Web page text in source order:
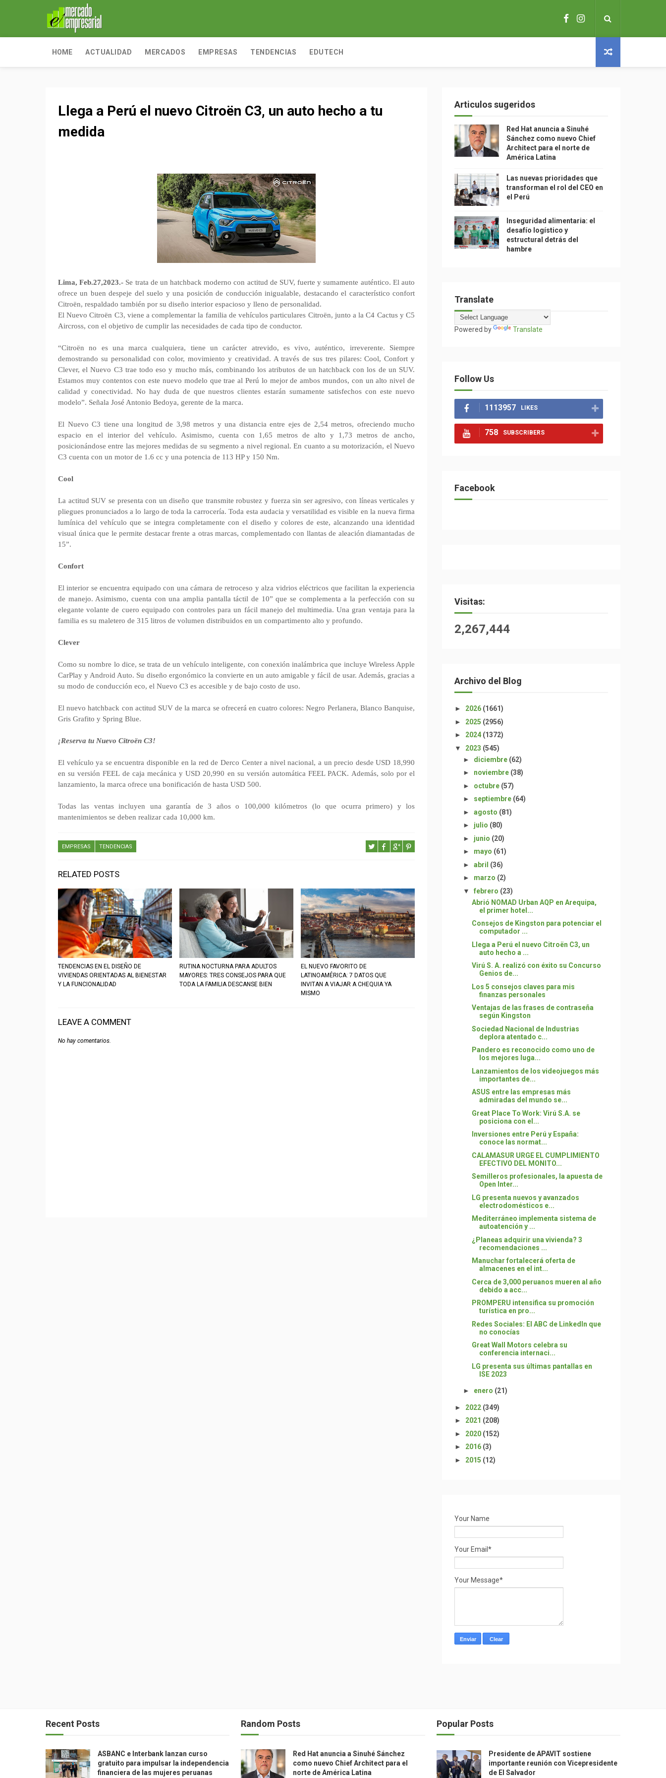
HOME ACTUALIDAD MERCADOS EMPRESAS TENDENCIAS EDUTECH
Llega a Perú el nuevo Citroën C3, un auto hecho a tu
medida
Lima, Feb.27,2023.- Se trata de un hatchback moderno con actitud de SUV, fuerte y sumamente auténtico. El auto
ofrece un buen despeje del suelo y una posición de conducción inigualable, destacando el característico confort
Citroën, respaldado también por su diseño interior espacioso y lleno de personalidad.
El Nuevo Citroën C3, viene a complementar la familia de vehículos particulares Citroën, junto a la C4 Cactus y C5
Aircross, con el objetivo de cumplir las necesidades de cada tipo de conductor.
“Citroën no es una marca cualquiera, tiene un carácter atrevido, es vivo, auténtico, irreverente. Siempre
demostrando su personalidad con color, movimiento y creatividad. A través de sus tres pilares: Cool, Confort y
Clever, el Nuevo C3 trae todo eso y mucho más, combinando los atributos de un hatchback con los de un SUV.
Estamos muy contentos con este nuevo modelo que trae al Perú lo mejor de ambos mundos, con un alto nivel de
calidad y conectividad. No hay duda de que nuestros clientes estarán sumamente satisfechos con este nuevo
modelo”. Señala José Antonio Bedoya, gerente de la marca.
El Nuevo C3 tiene una longitud de 3,98 metros y una distancia entre ejes de 2,54 metros, ofreciendo mucho
espacio en el interior del vehículo. Asimismo, cuenta con 1,65 metros de alto y 1,73 metros de ancho,
posicionándose entre las mejores medidas de su segmento a nivel regional. En cuanto a su motorización, el Nuevo
C3 cuenta con un motor de 1.6 cc y una potencia de 113 HP y 150 Nm.
Cool
La actitud SUV se presenta con un diseño que transmite robustez y fuerza sin ser agresivo, con líneas verticales y
pliegues pronunciados a lo largo de toda la carrocería. Toda esta audacia y versatilidad es visible en la nueva firma
lumínica del vehículo que se integra completamente con el diseño y colores de este, alcanzando una identidad
visual única que le permite destacar frente a otras marcas, complementado con llantas de aleación diamantadas de
15”.
Confort
El interior se encuentra equipado con una cámara de retroceso y alza vidrios eléctricos que facilitan la experiencia
de manejo. Asimismo, cuenta con una amplia pantalla táctil de 10” que se complementa a la perfección con su
elegante volante de cuero equipado con controles para un fácil manejo del multimedia. Una gran ventaja para la
familia es su maletero de 315 litros de volumen distribuidos en un compartimento alto y profundo.
Clever
Como su nombre lo dice, se trata de un vehículo inteligente, con conexión inalámbrica que incluye Wireless Apple
CarPlay y Android Auto. Su diseño ergonómico la convierte en un auto amigable y fácil de usar. Además, gracias a
su modo de conducción eco, el Nuevo C3 es accesible y de bajo costo de uso.
El nuevo hatchback con actitud SUV de la marca se ofrecerá en cuatro colores: Negro Perlanera, Blanco Banquise,
Gris Grafito y Spring Blue.
¡Reserva tu Nuevo Citroën C3!
El vehículo ya se encuentra disponible en la red de Derco Center a nivel nacional, a un precio desde USD 18,990
en su versión FEEL de caja mecánica y USD 20,990 en su versión automática FEEL PACK. Además, solo por el
lanzamiento, la marca ofrece una bonificación de hasta USD 500.
Todas las ventas incluyen una garantía de 3 años o 100,000 kilómetros (lo que ocurra primero) y los
mantenimientos se deben realizar cada 10,000 km.
EMPRESAS TENDENCIAS
RELATED POSTS
TENDENCIAS EN EL DISEÑO DE
VIVIENDAS ORIENTADAS AL BIENESTAR
Y LA FUNCIONALIDAD
RUTINA NOCTURNA PARA ADULTOS
MAYORES: TRES CONSEJOS PARA QUE
TODA LA FAMILIA DESCANSE BIEN
EL NUEVO FAVORITO DE
LATINOAMÉRICA: 7 DATOS QUE
INVITAN A VIAJAR A CHEQUIA YA
MISMO
LEAVE A COMMENT
No hay comentarios.
Articulos sugeridos
Red Hat anuncia a Sinuhé
Sánchez como nuevo Chief
Architect para el norte de
América Latina
Las nuevas prioridades que
transforman el rol del CEO en
el Perú
Inseguridad alimentaria: el
desafío logístico y
estructural detrás del
hambre
Translate
Powered by Translate
Follow Us
1113957 LIKES
758 SUBSCRIBERS
Facebook
Visitas:
2,267,444
Archivo del Blog
► 2026 (1661)
► 2025 (2956)
► 2024 (1372)
▼ 2023 (545)
► diciembre (62)
► noviembre (38)
► octubre (57)
► septiembre (64)
► agosto (81)
► julio (80)
► junio (20)
► mayo (61)
► abril (36)
► marzo (2)
▼ febrero (23)
Abrió NOMAD Urban AQP en Arequipa,
el primer hotel...
Consejos de Kingston para potenciar el
computador ...
Llega a Perú el nuevo Citroën C3, un
auto hecho a ...
Virú S. A. realizó con éxito su Concurso
Genios de...
Los 5 consejos claves para mis
finanzas personales
Ventajas de las frases de contraseña
según Kingston
Sociedad Nacional de Industrias
deplora atentado c...
Pandero es reconocido como uno de
los mejores luga...
Lanzamientos de los videojuegos más
importantes de...
ASUS entre las empresas más
admiradas del mundo se...
Great Place To Work: Virú S.A. se
posiciona con el...
Inversiones entre Perú y España:
conoce las normat...
CALAMASUR URGE EL CUMPLIMIENTO
EFECTIVO DEL MONITO...
Semilleros profesionales, la apuesta de
Open Inter...
LG presenta nuevos y avanzados
electrodomésticos e...
Mediterráneo implementa sistema de
autoatención y ...
¿Planeas adquirir una vivienda? 3
recomendaciones ...
Manuchar fortalecerá oferta de
almacenes en el int...
Cerca de 3,000 peruanos mueren al año
debido a acc...
PROMPERU intensifica su promoción
turística en pro...
Redes Sociales: El ABC de LinkedIn que
no conocías
Great Wall Motors celebra su
conferencia internaci...
LG presenta sus últimas pantallas en
ISE 2023
► enero (21)
► 2022 (349)
► 2021 (208)
► 2020 (152)
► 2016 (3)
► 2015 (12)
Your Name
Your Email*
Your Message*
Recent Posts
ASBANC e Interbank lanzan curso
gratuito para impulsar la independencia
financiera de las mujeres peruanas
Random Posts
Red Hat anuncia a Sinuhé Sánchez
como nuevo Chief Architect para el
norte de América Latina
Popular Posts
Presidente de APAVIT sostiene
importante reunión con Vicepresidente
de El Salvador